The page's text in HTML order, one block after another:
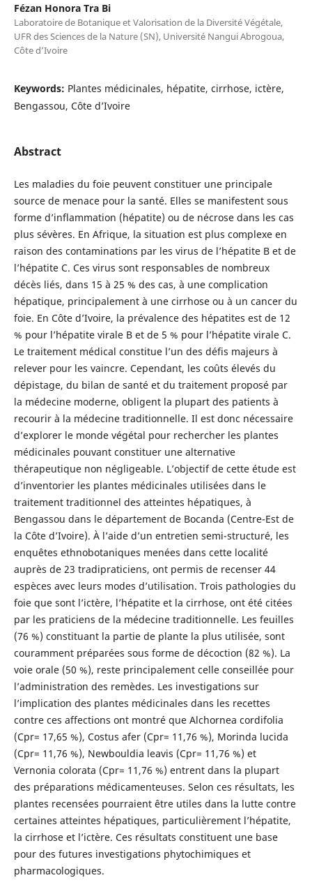
Fézan Honora Tra Bi
Laboratoire de Botanique et Valorisation de la Diversité Végétale,
UFR des Sciences de la Nature (SN), Université Nangui Abrogoua,
Côte d’Ivoire
Keywords: Plantes médicinales, hépatite, cirrhose, ictère,
Bengassou, Côte d’Ivoire
Abstract
Les maladies du foie peuvent constituer une principale
source de menace pour la santé. Elles se manifestent sous
forme d’inflammation (hépatite) ou de nécrose dans les cas
plus sévères. En Afrique, la situation est plus complexe en
raison des contaminations par les virus de l’hépatite B et de
l’hépatite C. Ces virus sont responsables de nombreux
décès liés, dans 15 à 25 % des cas, à une complication
hépatique, principalement à une cirrhose ou à un cancer du
foie. En Côte d’Ivoire, la prévalence des hépatites est de 12
% pour l’hépatite virale B et de 5 % pour l’hépatite virale C.
Le traitement médical constitue l’un des défis majeurs à
relever pour les vaincre. Cependant, les coûts élevés du
dépistage, du bilan de santé et du traitement proposé par
la médecine moderne, obligent la plupart des patients à
recourir à la médecine traditionnelle. Il est donc nécessaire
d’explorer le monde végétal pour rechercher les plantes
médicinales pouvant constituer une alternative
thérapeutique non négligeable. L’objectif de cette étude est
d’inventorier les plantes médicinales utilisées dans le
traitement traditionnel des atteintes hépatiques, à
Bengassou dans le département de Bocanda (Centre-Est de
la Côte d’Ivoire). À l’aide d’un entretien semi-structuré, les
enquêtes ethnobotaniques menées dans cette localité
auprès de 23 tradipraticiens, ont permis de recenser 44
espèces avec leurs modes d’utilisation. Trois pathologies du
foie que sont l’ictère, l’hépatite et la cirrhose, ont été citées
par les praticiens de la médecine traditionnelle. Les feuilles
(76 %) constituant la partie de plante la plus utilisée, sont
couramment préparées sous forme de décoction (82 %). La
voie orale (50 %), reste principalement celle conseillée pour
l’administration des remèdes. Les investigations sur
l’implication des plantes médicinales dans les recettes
contre ces affections ont montré que Alchornea cordifolia
(Cpr= 17,65 %), Costus afer (Cpr= 11,76 %), Morinda lucida
(Cpr= 11,76 %), Newbouldia leavis (Cpr= 11,76 %) et
Vernonia colorata (Cpr= 11,76 %) entrent dans la plupart
des préparations médicamenteuses. Selon ces résultats, les
plantes recensées pourraient être utiles dans la lutte contre
certaines atteintes hépatiques, particulièrement l’hépatite,
la cirrhose et l’ictère. Ces résultats constituent une base
pour des futures investigations phytochimiques et
pharmacologiques.